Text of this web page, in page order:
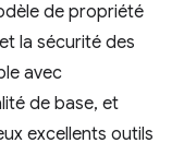
de propriété
la sécurité des
avec
de base, et
excellents outils